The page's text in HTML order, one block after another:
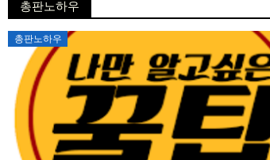
총판노하우
총판노하우
Posted
on